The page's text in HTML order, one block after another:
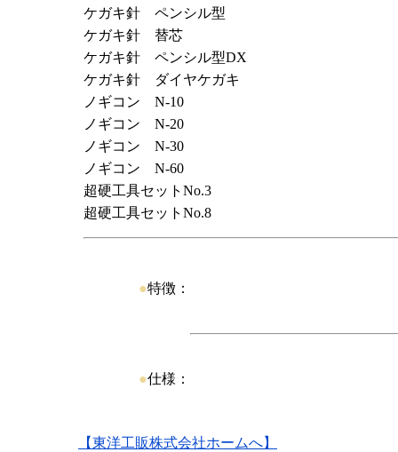
ケガキ針 ペンシル型
ケガキ針 替芯
ケガキ針 ペンシル型DX
ケガキ針 ダイヤケガキ
ノギコン N-10
ノギコン N-20
ノギコン N-30
ノギコン N-60
超硬工具セットNo.3
超硬工具セットNo.8
●特徴：
●仕様：
【東洋工販株式会社ホームへ】